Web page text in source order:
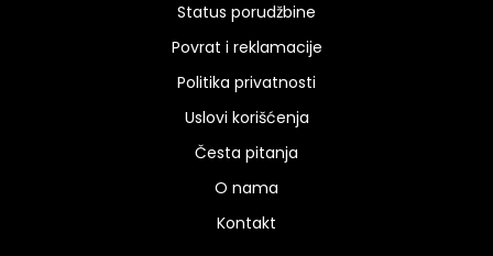
Status porudžbine
Povrat i reklamacije
Politika privatnosti
Uslovi korišćenja
Česta pitanja
O nama
Kontakt